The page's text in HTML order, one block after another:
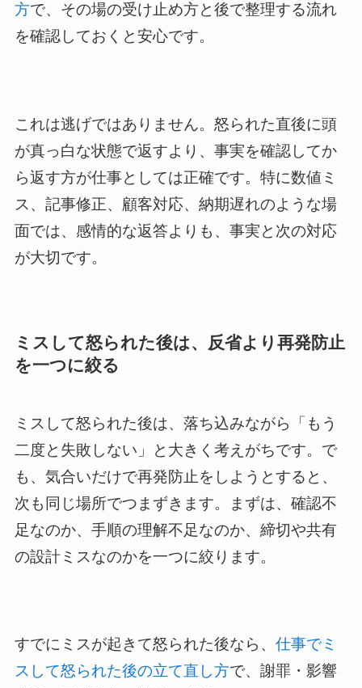
方で、その場の受け止め方と後で整理する流れ
を確認しておくと安心です。
これは逃げではありません。怒られた直後に頭
が真っ白な状態で返すより、事実を確認してか
ら返す方が仕事としては正確です。特に数値ミ
ス、記事修正、顧客対応、納期遅れのような場
面では、感情的な返答よりも、事実と次の対応
が大切です。
ミスして怒られた後は、反省より再発防止
を一つに絞る
ミスして怒られた後は、落ち込みながら「もう
二度と失敗しない」と大きく考えがちです。で
も、気合いだけで再発防止をしようとすると、
次も同じ場所でつまずきます。まずは、確認不
足なのか、手順の理解不足なのか、締切や共有
の設計ミスなのかを一つに絞ります。
すでにミスが起きて怒られた後なら、 仕事でミ
スして怒られた後の立て直し方で、謝罪・影響